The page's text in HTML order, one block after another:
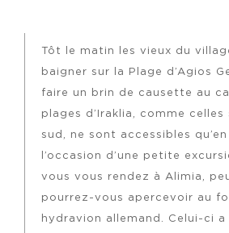
Tôt le matin les vieux du
baigner sur la Plage d’Agios
faire un brin de causette au
plages d’Iraklia, comme celles
sud, ne sont accessibles qu’en
l’occasion d’une petite
vous vous rendez à Alimia,
pourrez-vous apercevoir au
hydravion allemand. Celui-ci